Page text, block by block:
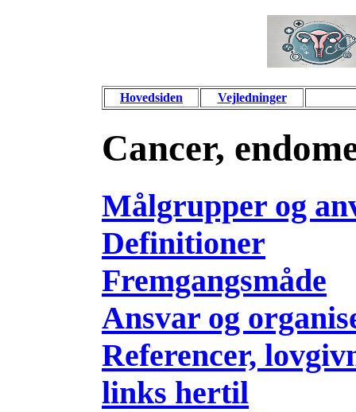
Hovedsiden Vejledninger
Cancer,
Målgrupper og
Definitioner
Fremgangsmåde
Ansvar og
Referencer,
links hertil